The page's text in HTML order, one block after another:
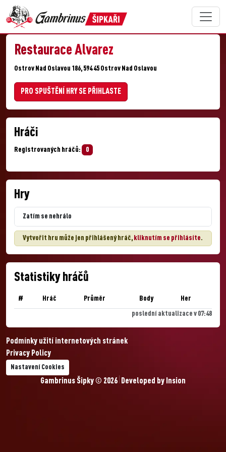
Restaurace Alvarez
Ostrov Nad Oslavou 186, 594 45 Ostrov Nad Oslavou
PRO SPUŠTĚNÍ HRY SE PŘIHLASTE
Hráči
Registrovaných hráčů: 0
Hry
Zatím se nehrálo
Vytvořit hru může jen přihlášený hráč, kliknutím se přihlásíte.
Statistiky hráčů
# Hráč Průměr Body Her
poslední aktualizace v 07:48
Podmínky užití internetových stránek
Privacy Policy
Nastavení Cookies
Gambrinus Šipky © 2026 Developed by Insion